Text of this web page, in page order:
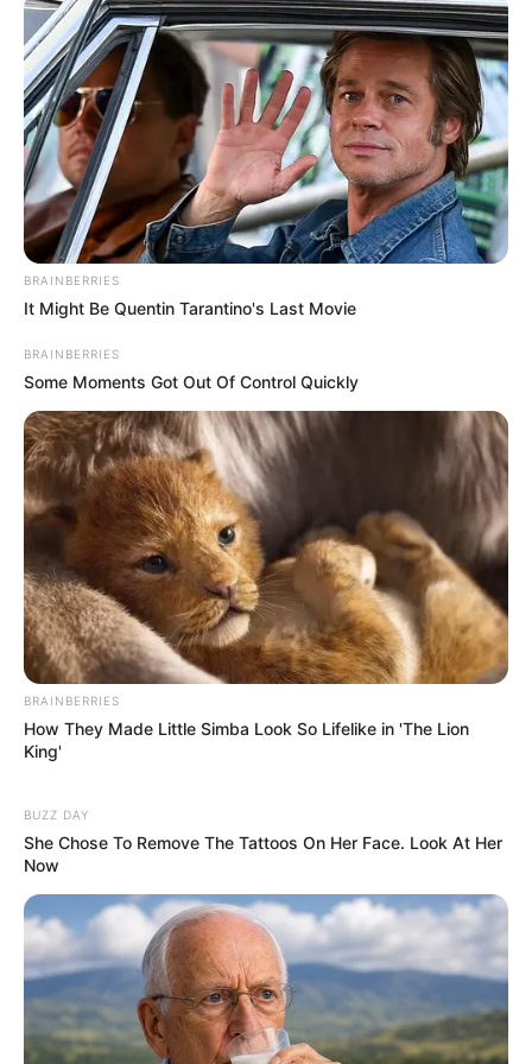
Esmée vole au secours
de Diane
BRAINBERRIES
It Might Be Quentin Tarantino's Last Movie
BRAINBERRIES
Some Moments Got Out Of Control Quickly
BRAINBERRIES
How They Made Little Simba Look So Lifelike in 'The Lion
King'
BUZZ DAY
She Chose To Remove The Tattoos On Her Face. Look At Her
Now